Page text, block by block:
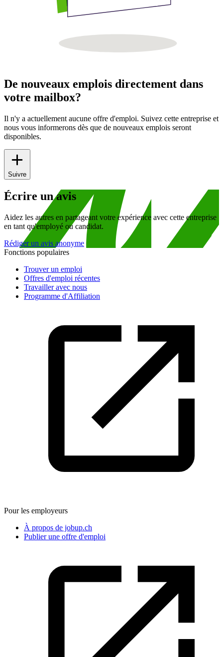
De nouveaux emplois directement dans
votre mailbox?
Il n'y a actuellement aucune offre d'emploi. Suivez cette entreprise et
nous vous informerons dès que de nouveaux emplois seront
disponibles.
Suivre
Écrire un avis
Aidez les autres en partageant votre expérience avec cette entreprise
en tant qu'employé ou candidat.
Rédiger un avis anonyme
Fonctions populaires
Trouver un emploi
Offres d'emploi récentes
Travailler avec nous
Programme d'Affiliation
Pour les employeurs
À propos de jobup.ch
Publier une offre d'emploi